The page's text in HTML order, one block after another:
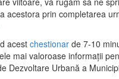
acestora prin completarea
acest chestionar de 7-10
mai valoroase informații
Dezvoltare Urbană a